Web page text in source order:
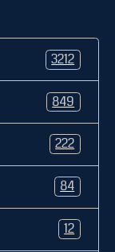
3212
849
222
84
12